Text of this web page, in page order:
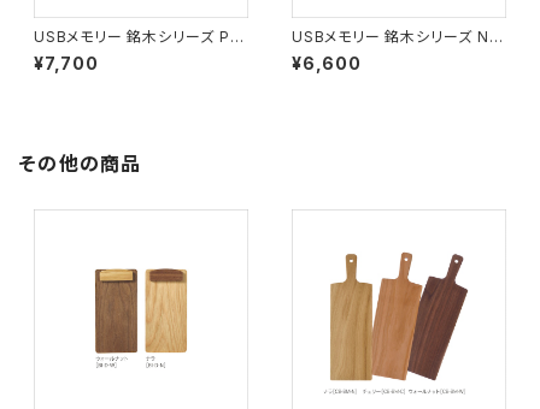
USBメモリー 銘木シリーズ P0
8 アマレロ ロング(16G)
¥7,700
USBメモリー 銘木シリーズ N0
4 カヤ ロング(16G)
¥6,600
その他の商品